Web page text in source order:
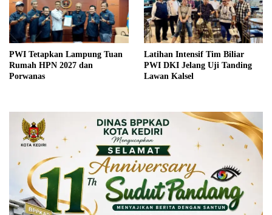
PWI Tetapkan Lampung Tuan
Rumah HPN 2027 dan
Porwanas
Latihan Intensif Tim Biliar
PWI DKI Jelang Uji Tanding
Lawan Kalsel